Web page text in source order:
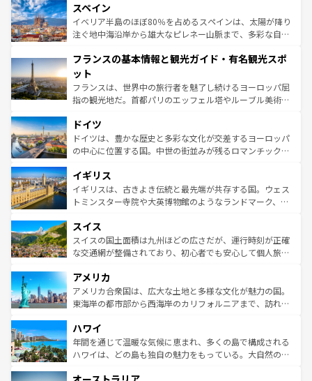
ろん、トスカーナの美しい田園風景やアマルフィ海岸の絶
景など、自然景観も見逃せない。観光の合間には、本場の
ピザやパスタなど、絶品のイタリア料理を堪能することも
ませてくれるイタリアで、忘れられない旅をしてみよう！
なお、新着のイタリア情報は
しい。
スペイン
イベリア半島のほぼ80％を占めるスペインは、太陽が降り
注ぐ地中海沿岸から雄大なピレネー山脈まで、多彩な自然
文化が根付くこの国では、情熱的なフラメンコ、熱気あふ
れる闘牛、そして美味しいタパスが生活の一部となってい
る。首都マドリードの洗練された雰囲気や、バルセロナの
アートに溢れた街角から、地方では古代ローマ遺跡や中世
せる。地方によって風土や気候が異なるスペインはその個
性で訪れる人を魅了する。 なお、新着のスペイン情報は コ
ンテンツ一覧を参照してほしい。
フランスの基本情報と観光ガイド・有名観光スポ
ット
フランスは、世界中の旅行者を魅了し続けるヨーロッパ屈
指の観光地だ。首都パリのエッフェル塔やルーブル美術館
で、幅広い魅力が詰まっている。華麗な宮殿、歴史的な大
聖堂、美しいビーチ、そして豊かな自然が、訪れる者を心
から魅了する。また、フランスは美食の国としても知ら
いる。シャンパンの発祥地であるランス、プロヴァンスの
香り高いラベンダー畑など、多彩な楽しみ方が可能だ。さ
らに、パリ以外の地域にも魅力が溢れており、どの街角に
れる地方に足を運ぶとそれぞれで全く異なる文化を体験で
きるだろう。 なお、新着のフランス情報はコンテンツ一覧
を参照してほしい。
ドイツ
ドイツは、豊かな歴史と多彩な文化が交差するヨーロッパ
の中心に位置する国。中世の街並みが残るロマンチック街
顔を持つこの国は、どこを歩いても飽きることがない。ベ
ルリンの文化的活気、バイエルン州のアルプスの絶景、そ
してライン川沿いのワイン畑といった風景は必見。ビール
は、お酒好きな人にはぜひ体験してほしい。 なお、新着の
ドイツ情報はコンテンツ一覧を参照してほしい。
イギリス
イギリスは、古きよき伝統と最先端が共存する国。ウェス
トミンスター寺院や大英博物館のようなランドマーク、歴
リアごとに異なる魅力がある。また、優雅なアフタヌーン
ティー、ビール好きにはたまらない英国パブ、サッカー観
戦など、本場だからこそできる体験も豊富。イギリスを旅
ンツ一覧を参照してほしい。
スイス
スイスの国土面積は九州ほどの広さだが、運行時刻が正確
な交通網が整備されており、初心者でも安心して個人旅行
の建物がそのまま残る町や、スイスならではのユニークな
博物館もあり、アルプス観光だけでなく町歩きも満喫する
ことができる。国民の所得が高いため物価も高いが、旅行
ば市内交通費無料で観光を楽しむこともできる。 なお、新
着のスイス情報はコンテンツ一覧 を参照してほしい。
アメリカ
アメリカ合衆国は、広大な土地と多様な文化が魅力の国。
東海岸の都市部から西海岸のカリフォルニアまで、訪れる
のような巨大都市は、観光、ショッピング、エンターテイ
ンメントが詰まった刺激的なスポットだ。一方、アメリカ
西部には大自然が広がり、グランドキャニオンやイエロー
部のニューオーリンズでは、音楽と美食が融合した独特の
ハワイ
年間を通じて温暖な気候に恵まれ、多くの島で構成される
ハワイは、どの島も独自の魅力をもっている。大自然の神